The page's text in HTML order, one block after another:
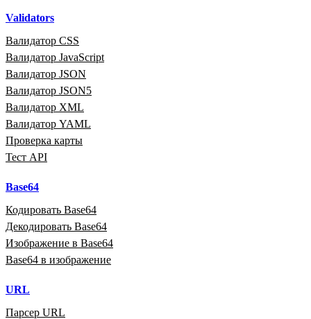
Validators
Валидатор CSS
Валидатор JavaScript
Валидатор JSON
Валидатор JSON5
Валидатор XML
Валидатор YAML
Проверка карты
Тест API
Base64
Кодировать Base64
Декодировать Base64
Изображение в Base64
Base64 в изображение
URL
Парсер URL